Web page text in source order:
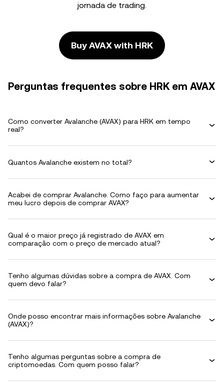
jornada de trading.
Buy AVAX with HRK
Perguntas frequentes sobre HRK em AVAX
Como converter Avalanche (AVAX) para HRK em tempo
real?
Quantos Avalanche existem no total?
Acabei de comprar Avalanche. Como faço para aumentar
meu lucro depois de comprar AVAX?
Qual é o maior preço já registrado de AVAX em
comparação com o preço de mercado atual?
Tenho algumas dúvidas sobre a compra de AVAX. Com
quem devo falar?
Onde posso encontrar mais informações sobre Avalanche
(AVAX)?
Tenho algumas perguntas sobre a compra de
criptomoedas. Com quem posso falar?